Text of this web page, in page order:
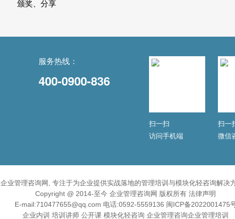
颁奖、分享
服务热线：
400-0900-836
扫一扫
访问手机端
扫一
微信
企业管理咨询网, 专注于为企业提供实战落地的管理培训与模块化轻咨询解决
Copyright @ 2014-至今 企业管理咨询网 版权所有 法律声明
E-mail:710477655@qq.com 电话:0592-5559136 闽ICP备2022001475
企业内训 培训讲师 公开课 模块化轻咨询 企业管理咨询企业管理培训